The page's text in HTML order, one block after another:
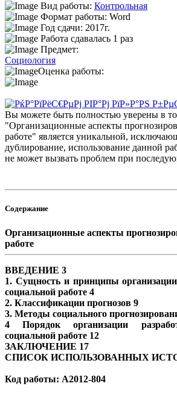
Вид работы: Контрольная
Формат работы: Word
Год сдачи: 2017г.
Работа сдавалась 1 раз
Предмет:
Социология
Оценка работы:
Вы можете быть полностью уверены в
"Организационные аспекты
работе" является уникальной,
дублирование, использование данной
не может вызвать проблем при
Содержание
Организационные аспекты
работе
ВВЕДЕНИЕ 3
1. Сущность и принципы
социальной работе 4
2. Классификации прогнозов 9
3. Методы социального
4 Порядок организации
социальной работе 12
ЗАКЛЮЧЕНИЕ 17
СПИСОК ИСПОЛЬЗОВАННЫХ
Код работы: A2012-804